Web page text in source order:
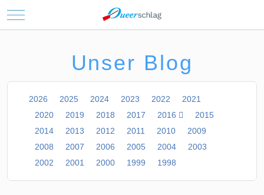
Mobile Menu Toggle
Unser Blog
2026 2025 2024 2023 2022
2021
2020
2019 2018 2017 2016
2015
2014
2013 2012 2011 2010
2009
2008
2007 2006 2005 2004
2003
2002
2001 2000 1999 1998